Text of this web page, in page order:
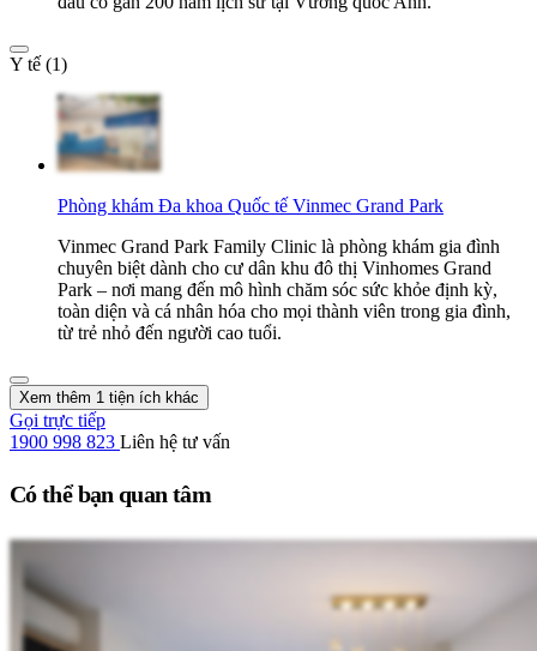
Y tế (1)
Phòng khám Đa khoa Quốc tế Vinmec Grand Park
Vinmec Grand Park Family Clinic là phòng khám gia đình
chuyên biệt dành cho cư dân khu đô thị Vinhomes Grand
Park – nơi mang đến mô hình chăm sóc sức khỏe định kỳ,
toàn diện và cá nhân hóa cho mọi thành viên trong gia đình,
từ trẻ nhỏ đến người cao tuổi.
Xem thêm 1 tiện ích khác
Gọi trực tiếp
1900 998 823 Liên hệ tư vấn
Có thể bạn quan tâm